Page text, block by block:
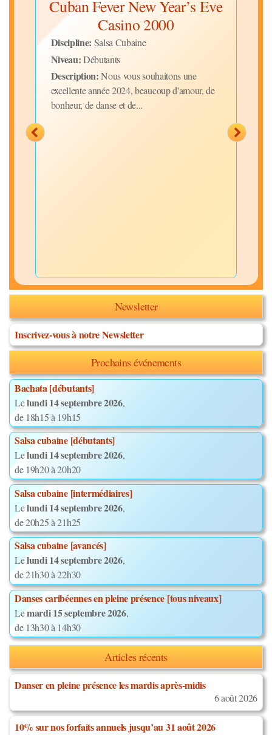
Cuban Fever New Year’s Eve
Casino 2000
Discipline: Salsa Cubaine
Niveau:Débutants
Description:Nous vous souhaitons une
excellente année 2024, beaucoup d'amour, de
bonheur, de danse et de...
Newsletter
Inscrivez-vous à notre Newsletter
Prochains événements
Bachata [débutants]
Lelundi 14 septembre 2026,
de 18h15 à 19h15
Salsa cubaine [débutants]
Lelundi 14 septembre 2026,
de 19h20 à 20h20
Salsa cubaine [intermédiaires]
Lelundi 14 septembre 2026,
de 20h25 à 21h25
Salsa cubaine [avancés]
Lelundi 14 septembre 2026,
de 21h30 à 22h30
Danses caribéennes en pleine présence [tous niveaux]
Lemardi 15 septembre 2026,
de 13h30 à 14h30
Articles récents
Danser en pleine présence les mardis après-midis
6 août 2026
10% sur nos forfaits annuels jusqu’au 31 août 2026